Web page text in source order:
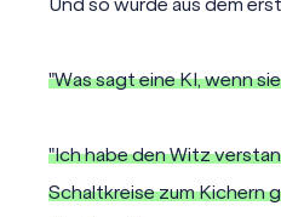
"Was sagt eine KI, wenn
"Ich habe den Witz
Schaltkreise zum Kichern